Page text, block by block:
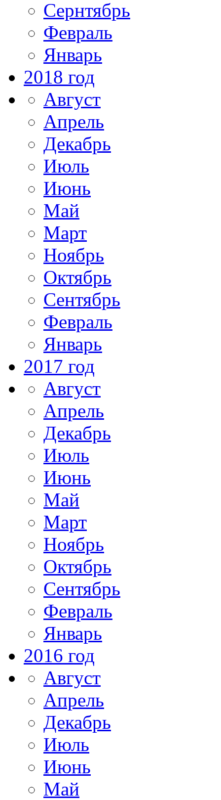
Сернтябрь
Февраль
Январь
2018 год
Август
Апрель
Декабрь
Июль
Июнь
Май
Март
Ноябрь
Октябрь
Сентябрь
Февраль
Январь
2017 год
Август
Апрель
Декабрь
Июль
Июнь
Май
Март
Ноябрь
Октябрь
Сентябрь
Февраль
Январь
2016 год
Август
Апрель
Декабрь
Июль
Июнь
Май